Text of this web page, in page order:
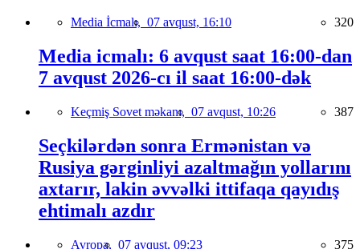
Media İcmalı, 07 avqust, 16:10 320
Media icmalı: 6 avqust saat 16:00-dan
7 avqust 2026-cı il saat 16:00-dək
Keçmiş Sovet məkanı, 07 avqust, 10:26 387
Seçkilərdən sonra Ermənistan və
Rusiya gərginliyi azaltmağın yollarını
axtarır, lakin əvvəlki ittifaqa qayıdış
ehtimalı azdır
Avropa, 07 avqust, 09:23 375